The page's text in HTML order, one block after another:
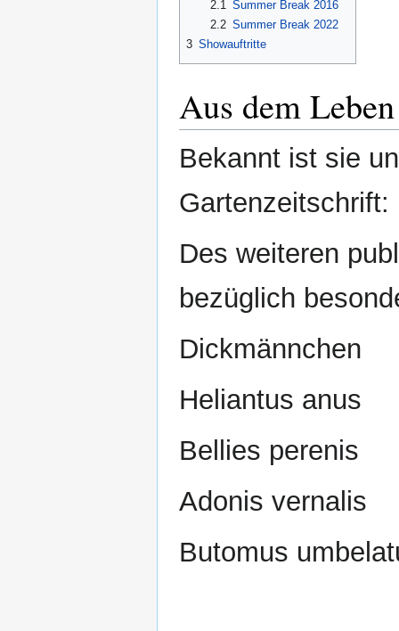
2.1
Summer Break 2016
2.2 Summer Break 2022
3 Showauftritte
Aus dem Leben
Bekannt ist sie
Des weiteren
bezüglich
Dickmännchen
Heliantus anus
Bellies perenis
Adonis vernalis
Butomus